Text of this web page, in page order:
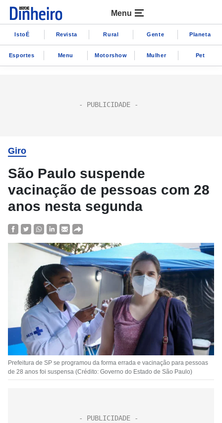
Menu
IstoÉ Revista Rural Gente Planeta
Esportes Menu Motorshow Mulher Pet
Giro
São Paulo suspende
vacinação de pessoas com 28
anos nesta segunda
Prefeitura de SP se programou da forma errada e vacinação para pessoas
de 28 anos foi suspensa (Crédito: Governo do Estado de São Paulo)